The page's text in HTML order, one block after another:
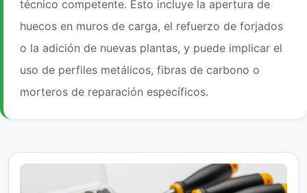
técnico competente. Esto incluye la apertura de
huecos en muros de carga, el refuerzo de forjados
o la adición de nuevas plantas, y puede implicar el
uso de perfiles metálicos, fibras de carbono o
morteros de reparación específicos.